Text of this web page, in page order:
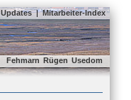
Updates | Mitarbeiter-Index
Fehmarn Rügen Usedom